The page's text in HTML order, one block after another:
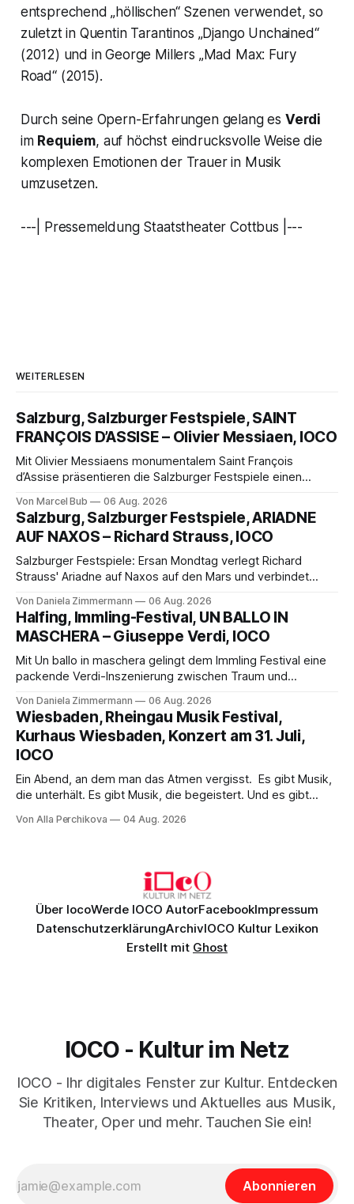
entsprechend „höllischen“ Szenen verwendet, so
zuletzt in Quentin Tarantinos „Django Unchained“
(2012) und in George Millers „Mad Max: Fury
Road“ (2015).
Durch seine Opern-Erfahrungen gelang es Verdi
im Requiem, auf höchst eindrucksvolle Weise die
komplexen Emotionen der Trauer in Musik
umzusetzen.
---| Pressemeldung Staatstheater Cottbus |---
WEITERLESEN
Salzburg, Salzburger Festspiele, SAINT
FRANÇOIS D’ASSISE – Olivier Messiaen, IOCO
Mit Olivier Messiaens monumentalem Saint François
d’Assise präsentieren die Salzburger Festspiele einen
eine bildgewaltige Inszenierung, Maxime Pascal entfaltet
die komplexe Partitur eindrucksvoll, Philippe Sly berührt als
Franziskus.
Von Marcel Bub 06 Aug. 2026
Salzburg, Salzburger Festspiele, ARIADNE
AUF NAXOS – Richard Strauss, IOCO
Salzburger Festspiele: Ersan Mondtag verlegt Richard
Strauss' Ariadne auf Naxos auf den Mars und verbindet
Aufführung mit starken Solisten und den Wiener
Philharmonikern, szenisch bleibt der zweite Akt jedoch
hinter den Erwartungen zurück.
Von Daniela Zimmermann 06 Aug. 2026
Halfing, Immling-Festival, UN BALLO IN
MASCHERA – Giuseppe Verdi, IOCO
Mit Un ballo in maschera gelingt dem Immling Festival eine
packende Verdi-Inszenierung zwischen Traum und
psychologische Tiefe mit starken Bildern, getragen von
einem spielfreudigen Ensemble und einer musikalisch
überzeugenden Gesamtleistung.
Von Daniela Zimmermann 06 Aug. 2026
Wiesbaden, Rheingau Musik Festival,
Kurhaus Wiesbaden, Konzert am 31. Juli,
IOCO
Ein Abend, an dem man das Atmen vergisst. Es gibt Musik,
die unterhält. Es gibt Musik, die begeistert. Und es gibt
Genau so war der Abend im Kurhaus Wiesbaden, an dem
Von Alla Perchikova 04 Aug. 2026
Über IocoWerde IOCO AutorFacebookImpressum
DatenschutzerklärungArchivIOCO Kultur Lexikon
Erstellt mit Ghost
IOCO - Kultur im Netz
IOCO - Ihr digitales Fenster zur Kultur. Entdecken
Sie Kritiken, Interviews und Aktuelles aus Musik,
Theater, Oper und mehr. Tauchen Sie ein!
Abonnieren